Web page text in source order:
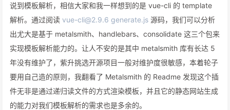
说到模板解析，相信大家和我一样想到的是 vue-cli 的 template
解析。通过阅读 vue-cli@2.9.6 generate.js 源码，我们可以分析
出尤大是基于 metalsmith、handlebars、consolidate 这三个包来
实现模板解析能力的。让人不安的是其中 metalsmith 库有长达 5
年没有维护了，紫升挑选开源项目一般对维护度很敏感，本着轮子
要用自己造的原则，我翻看了 Metalsmith 的 Readme 发现这个插
件无非是通过递归读文件的方式渲染模板，并且它的静态网站生成
的能力对我们模板解析的需求也是多余的。